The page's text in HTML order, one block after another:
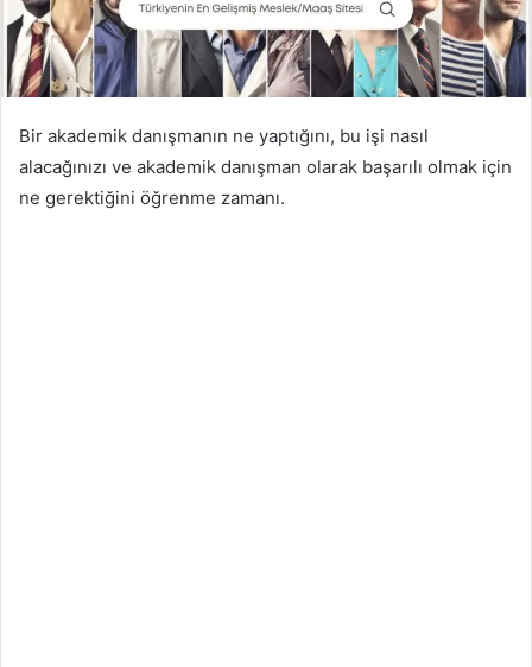
Bir akademik danışmanın ne yaptığını, bu işi nasıl
alacağınızı ve akademik danışman olarak başarılı olmak için
ne gerektiğini öğrenme zamanı.